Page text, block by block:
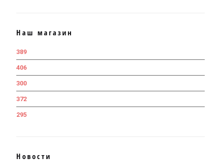
Наш магазин
389
406
300
372
295
Новости